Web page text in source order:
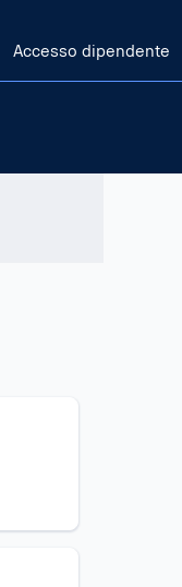
Accesso dipendente